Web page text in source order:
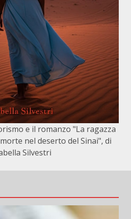
e il romanzo "La ragazza
nel deserto del Sinai", di
Silvestri